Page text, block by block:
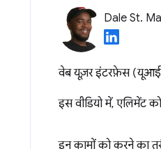
Dale St.
वेब यूज़र इंटरफ़ेस
इस वीडियो में, एलिमेंट
इन कामों को करने का